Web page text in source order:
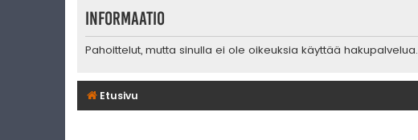
Informaatio
Pahoittelut, mutta sinulla ei ole oikeuksia käyttää hakupalvelua.
Etusivu